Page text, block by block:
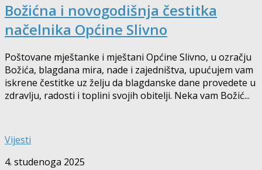
Božićna i novogodišnja čestitka
načelnika Općine Slivno
Poštovane mještanke i mještani Općine Slivno, u ozračju
Božića, blagdana mira, nade i zajedništva, upućujem vam
iskrene čestitke uz želju da blagdanske dane provedete u
zdravlju, radosti i toplini svojih obitelji. Neka vam Božić...
Vijesti
4. studenoga 2025